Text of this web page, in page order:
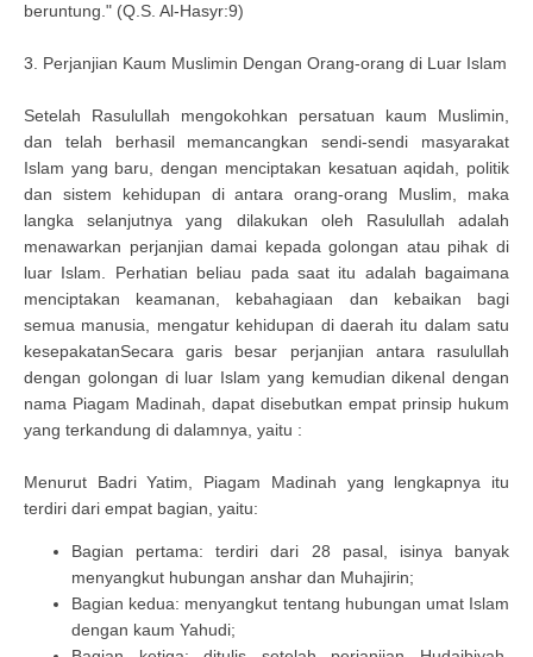
beruntung." (Q.S. Al-Hasyr:9)
3. Perjanjian Kaum Muslimin Dengan Orang-orang di Luar Islam
Setelah Rasulullah mengokohkan persatuan kaum Muslimin,
dan telah berhasil memancangkan sendi-sendi masyarakat
Islam yang baru, dengan menciptakan kesatuan aqidah, politik
dan sistem kehidupan di antara orang-orang Muslim, maka
langka selanjutnya yang dilakukan oleh Rasulullah adalah
menawarkan perjanjian damai kepada golongan atau pihak di
luar Islam. Perhatian beliau pada saat itu adalah bagaimana
menciptakan keamanan, kebahagiaan dan kebaikan bagi
semua manusia, mengatur kehidupan di daerah itu dalam satu
kesepakatanSecara garis besar perjanjian antara rasulullah
dengan golongan di luar Islam yang kemudian dikenal dengan
nama Piagam Madinah, dapat disebutkan empat prinsip hukum
yang terkandung di dalamnya, yaitu :
Menurut Badri Yatim, Piagam Madinah yang lengkapnya itu
terdiri dari empat bagian, yaitu:
Bagian pertama: terdiri dari 28 pasal, isinya banyak
menyangkut hubungan anshar dan Muhajirin;
Bagian kedua: menyangkut tentang hubungan umat Islam
dengan kaum Yahudi;